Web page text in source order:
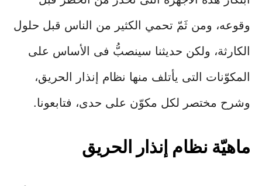
وقوعه، ومن ثَمّ تحمي الكثير من الناس قبل حلول
الكارثة، ولكن حديثنا سينصبُّ فى الأساس على
المكوّنات التى يأتلف منها نظام إنذار الحريق،
وشرح مختصر لكل مكوّن على حدى، فتابعونا.
ماهيّة نظام إنذار الحريق